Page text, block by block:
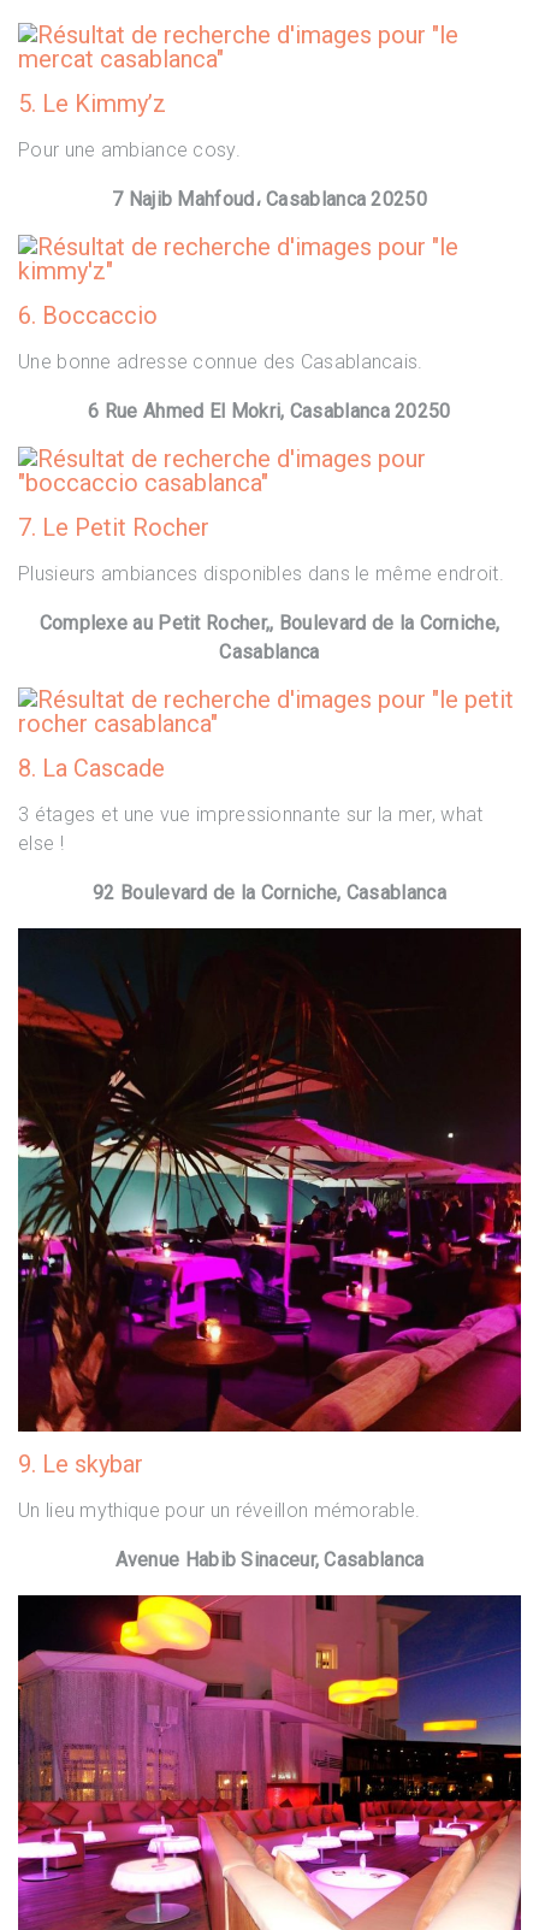
5. Le Kimmy’z
Pour une ambiance cosy.
7 Najib Mahfoud، Casablanca 20250
6. Boccaccio
Une bonne adresse connue des Casablancais.
6 Rue Ahmed El Mokri, Casablanca 20250
7. Le Petit Rocher
Plusieurs ambiances disponibles dans le même endroit.
Complexe au Petit Rocher,, Boulevard de la Corniche,
Casablanca
8. La Cascade
3 étages et une vue impressionnante sur la mer, what
else !
92 Boulevard de la Corniche, Casablanca
9. Le skybar
Un lieu mythique pour un réveillon mémorable.
Avenue Habib Sinaceur, Casablanca